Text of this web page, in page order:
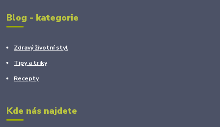
Blog - kategorie
Zdravý životní styl
Tipy a triky
Recepty
Kde nás najdete